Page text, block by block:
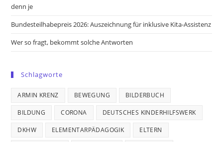
denn je
Bundesteilhabepreis 2026: Auszeichnung für inklusive Kita-Assistenz
Wer so fragt, bekommt solche Antworten
Schlagworte
ARMIN KRENZ BEWEGUNG BILDERBUCH
BILDUNG CORONA DEUTSCHES KINDERHILFSWERK
DKHW ELEMENTARPÄDAGOGIK ELTERN